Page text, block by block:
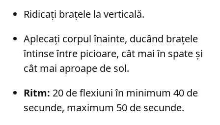
Ridicați brațele la verticală.
Aplecați corpul înainte, ducând brațele
întinse între picioare, cât mai în spate și
cât mai aproape de sol.
Ritm: 20 de flexiuni în minimum 40 de
secunde, maximum 50 de secunde.